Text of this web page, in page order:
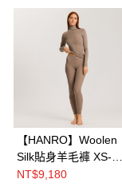
【HANRO】Woolen
Silk貼身羊毛褲 XS-M
(大地棕)
NT$9,180